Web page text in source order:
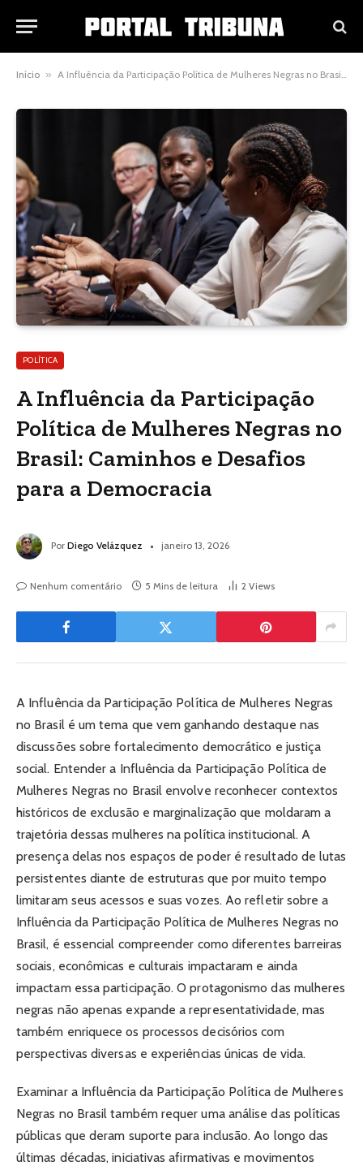
Início » A Influência da Participação Política de Mulheres Negras no Brasil: Caminhos e Desafios para a Democracia
POLÍTICA
A Influência da Participação
Política de Mulheres Negras no
Brasil: Caminhos e Desafios
para a Democracia
Por Diego Velázquez janeiro 13, 2026
Nenhum comentário 5 Mins de leitura 2 Views
A Influência da Participação Política de Mulheres Negras
no Brasil é um tema que vem ganhando destaque nas
discussões sobre fortalecimento democrático e justiça
social. Entender a Influência da Participação Política de
Mulheres Negras no Brasil envolve reconhecer contextos
históricos de exclusão e marginalização que moldaram a
trajetória dessas mulheres na política institucional. A
presença delas nos espaços de poder é resultado de lutas
persistentes diante de estruturas que por muito tempo
limitaram seus acessos e suas vozes. Ao refletir sobre a
Influência da Participação Política de Mulheres Negras no
Brasil, é essencial compreender como diferentes barreiras
sociais, econômicas e culturais impactaram e ainda
impactam essa participação. O protagonismo das mulheres
negras não apenas expande a representatividade, mas
também enriquece os processos decisórios com
perspectivas diversas e experiências únicas de vida.
Examinar a Influência da Participação Política de Mulheres
Negras no Brasil também requer uma análise das políticas
públicas que deram suporte para inclusão. Ao longo das
últimas décadas, iniciativas afirmativas e movimentos